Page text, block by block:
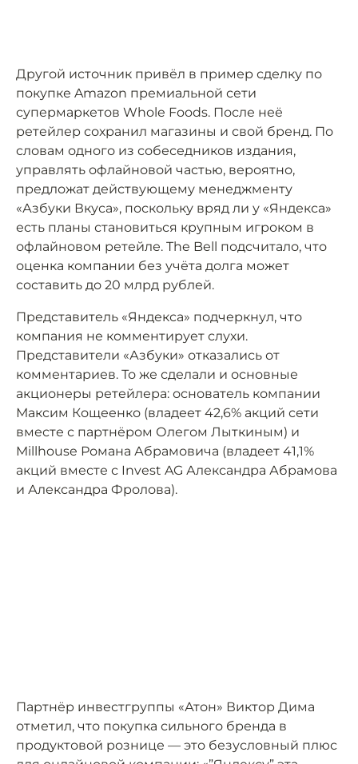
Другой источник привёл в пример сделку по
покупке Amazon премиальной сети
супермаркетов Whole Foods. После неё
ретейлер сохранил магазины и свой бренд. По
словам одного из собеседников издания,
управлять офлайновой частью, вероятно,
предложат действующему менеджменту
«Азбуки Вкуса», поскольку вряд ли у «Яндекса»
есть планы становиться крупным игроком в
офлайновом ретейле. The Bell подсчитало, что
оценка компании без учёта долга может
составить до 20 млрд рублей.
Представитель «Яндекса» подчеркнул, что
компания не комментирует слухи.
Представители «Азбуки» отказались от
комментариев. То же сделали и основные
акционеры ретейлера: основатель компании
Максим Кощеенко (владеет 42,6% акций сети
вместе с партнёром Олегом Лыткиным) и
Millhouse Романа Абрамовича (владеет 41,1%
акций вместе с Invest AG Александра Абрамова
и Александра Фролова).
Партнёр инвестгруппы «Атон» Виктор Дима
отметил, что покупка сильного бренда в
продуктовой рознице — это безусловный плюс